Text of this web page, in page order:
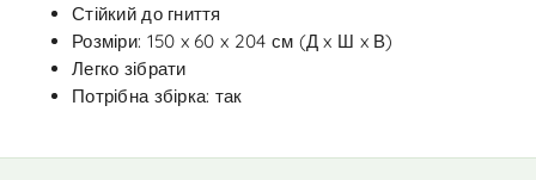
Стійкий до гниття
Розміри: 150 x 60 x 204 см (Д x Ш x В)
Легко зібрати
Потрібна збірка: так